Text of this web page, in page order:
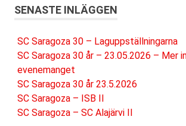
SENASTE INLÄGGEN
SC Saragoza 30 – Laguppställningarna
SC Saragoza 30 år – 23.05.2026 – Mer
evenemanget
SC Saragoza 30 år 23.5.2026
SC Saragoza – ISB II
SC Saragoza – SC Alajärvi II